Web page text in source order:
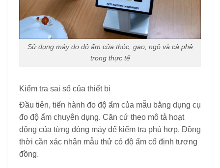
Sử dụng máy đo độ ẩm của thóc, gạo, ngô và cà phê
trong thực tế
Kiểm tra sai số của thiết bị
Đầu tiên, tiến hành đo độ ẩm của mẫu bằng dụng cụ
đo độ ẩm chuyên dụng. Căn cứ theo mô tả hoạt
động của từng dòng máy để kiểm tra phù hợp. Đồng
thời cần xác nhận mẫu thử có độ ẩm cố định tương
đồng.